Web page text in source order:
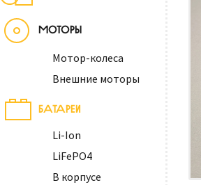
МОТОРЫ
Мотор-колеса
Внешние моторы
БАТАРЕИ
Li-Ion
LiFePO4
В корпусе